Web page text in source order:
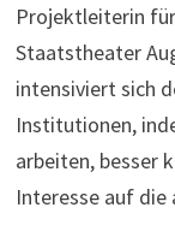
Projektleiterin
Staatstheater
intensiviert sich
Institutionen,
arbeiten, besser
Interesse auf die